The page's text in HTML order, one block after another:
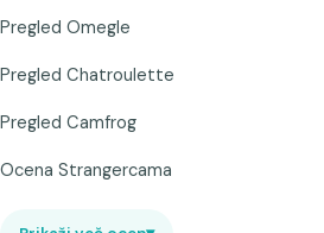
Pregled Omegle
Pregled Chatroulette
Pregled Camfrog
Ocena Strangercama